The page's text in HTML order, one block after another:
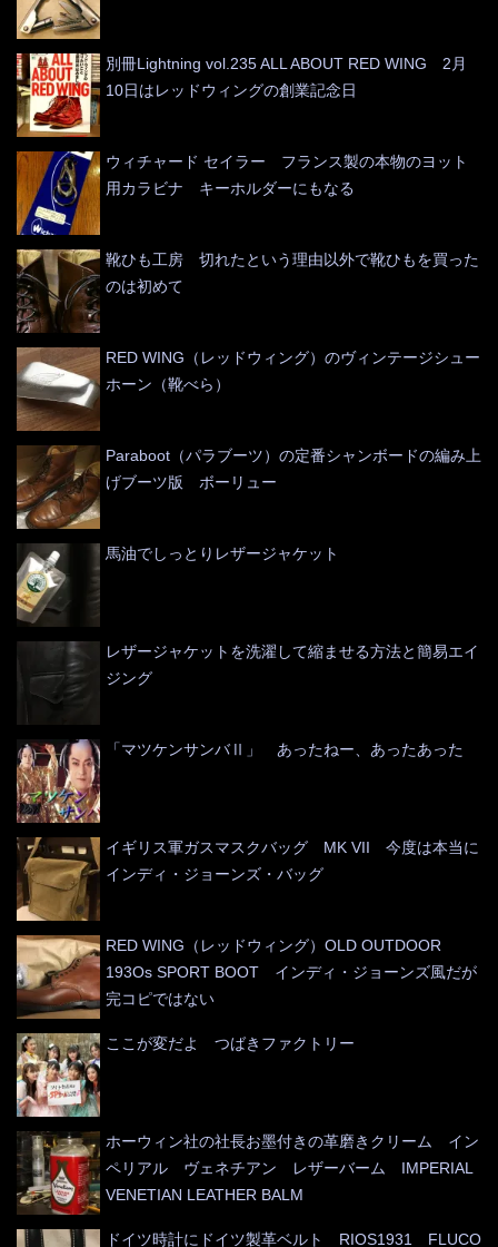
別冊Lightning vol.235 ALL ABOUT RED WING 2月
10日はレッドウィングの創業記念日
ウィチャード セイラー フランス製の本物のヨット
用カラビナ キーホルダーにもなる
靴ひも工房 切れたという理由以外で靴ひもを買った
のは初めて
RED WING（レッドウィング）のヴィンテージシュー
ホーン（靴べら）
Paraboot（パラブーツ）の定番シャンボードの編み上
げブーツ版 ボーリュー
馬油でしっとりレザージャケット
レザージャケットを洗濯して縮ませる方法と簡易エイ
ジング
「マツケンサンバⅡ」 あったねー、あったあった
イギリス軍ガスマスクバッグ MK VII 今度は本当に
インディ・ジョーンズ・バッグ
RED WING（レッドウィング）OLD OUTDOOR
193Os SPORT BOOT インディ・ジョーンズ風だが
完コピではない
ここが変だよ つばきファクトリー
ホーウィン社の社長お墨付きの革磨きクリーム イン
ペリアル ヴェネチアン レザーバーム IMPERIAL
VENETIAN LEATHER BALM
ドイツ時計にドイツ製革ベルト RIOS1931 FLUCO